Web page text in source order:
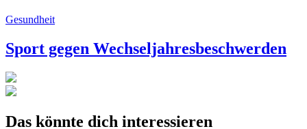
Gesundheit
Sport gegen Wechseljahresbeschwerden
Das könnte dich interessieren